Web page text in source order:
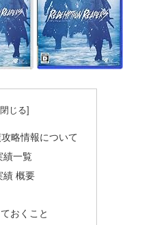
略情報について
績一覧
績 概要
おくこと